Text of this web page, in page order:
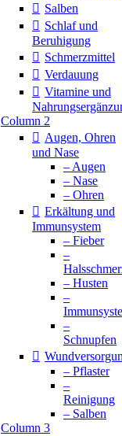
Salben
Schlaf und
Beruhigung
Schmerzmittel
Verdauung
Vitamine und
Column 2
Augen, Ohren
und Nase
– Augen
– Nase
– Ohren
Erkältung und
Immunsystem
– Fieber
–
– Husten
–
–
Schnupfen
– Pflaster
–
Reinigung
– Salben
Column 3